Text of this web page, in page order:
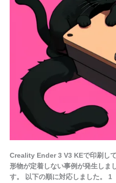
Creality Ender 3 V3 KEで印刷し
形物が定着しない事例が発生しま
す。 以下の順に対応しました。
し